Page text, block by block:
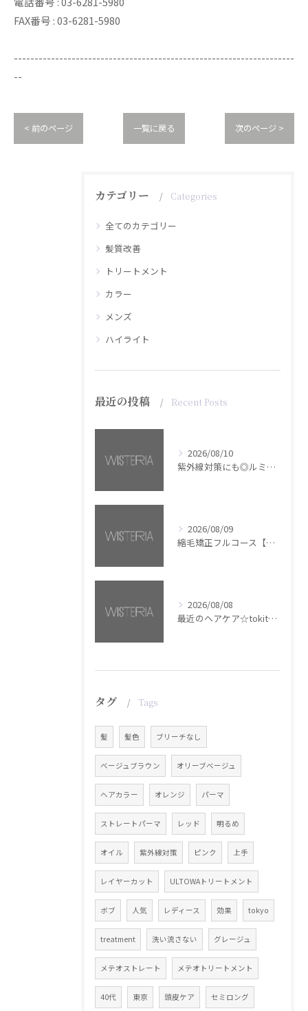
FAX番号 : 03-6281-5980
--------------------------------------------------------------------
--
< 前のページ 一覧に戻る 次のページ >
カテゴリー Categories
全てのカテゴリー
髪質改善
トリートメント
カラー
メンズ
ハイライト
最近の投稿 Recent Posts
2026/08/10
紫外線対策にも◎ルミナススプレー【銀座・美容室WISTERIA】
2026/08/09
縮毛矯正フルコース【銀座・美容室WISTERIA】
2026/08/08
最近のヘアケア☆tokita【銀座・美容室WISTERIA】
タグ Tags
髪 髪色 ブリーチなし
ベージュブラウン オリーブベージュ
ヘアカラー オレンジ パーマ
ストレートパーマ レッド 明るめ
オイル 紫外線対策 ピンク 上手
レイヤーカット ULTOWAトリートメント
ボブ 人気 レディース 効果 tokyo
treatment 洗い流さない グレージュ
メテオストレート メテオトリートメント
40代 東京 頭皮ケア セミロング